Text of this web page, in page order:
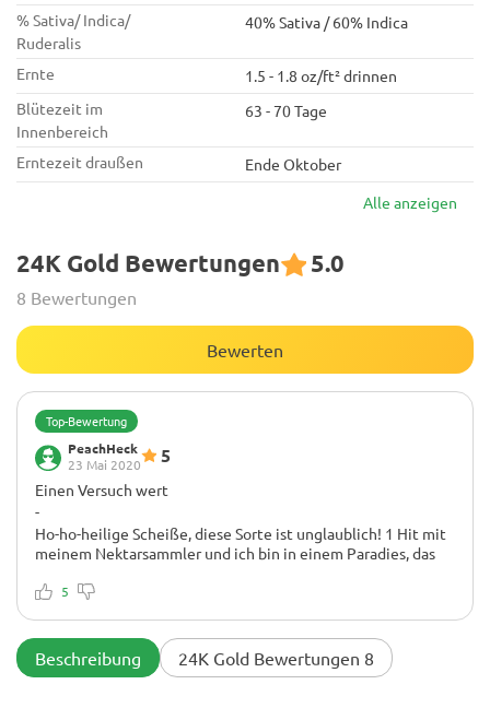
% Sativa/ Indica/
Ruderalis
40% Sativa / 60% Indica
Ernte
1.5 - 1.8 oz/ft² drinnen
Blütezeit im
Innenbereich
63 - 70 Tage
Erntezeit draußen
Ende Oktober
Alle anzeigen
24K Gold Bewertungen 5.0
8 Bewertungen
Bewerten
Top-Bewertung
PeachHeck
23 Mai 2020
5
Einen Versuch wert
-
Ho-ho-heilige Scheiße, diese Sorte ist unglaublich! 1 Hit mit
meinem Nektarsammler und ich bin in einem Paradies, das
PTSD, und das beruhigt ALLES und stellt dieses Stirnrunzeln
meinem Mann die Knochen zu springen, wenn er von der
Arbeit kommt. Wirklich eine Killer-Sorte, und ich war NIE ein
5
Beschreibung 24K Gold Bewertungen 8